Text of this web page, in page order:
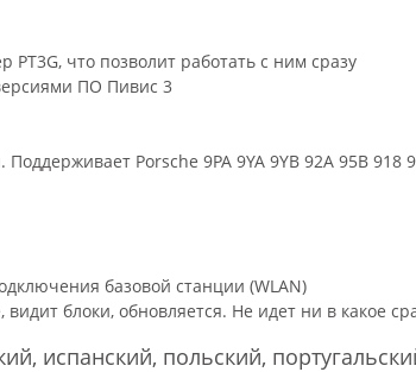
что позволит работать с ним сразу
ПО Пивис 3
Porsche 9PA 9YA 9YB 92A 95B 918
базовой станции (WLAN)
блоки, обновляется. Не идет ни в какое
испанский, польский,